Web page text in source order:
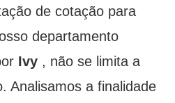
de cotação para
departamento
Ivy , não se limita a
Analisamos a finalidade